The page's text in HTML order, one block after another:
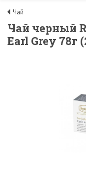
Чай
Чай черный
Earl Grey 78г